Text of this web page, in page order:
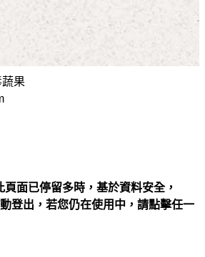
果
面已停留多時，基於資料安全，
登出，若您仍在使用中，請點擊任一